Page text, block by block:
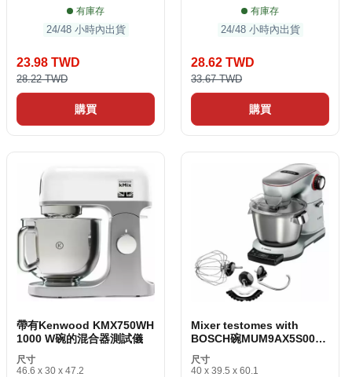
有庫存
24/48 小時內出貨
23.98 TWD
28.22 TWD
購買
有庫存
24/48 小時內出貨
28.62 TWD
33.67 TWD
購買
帶有Kenwood KMX750WH
1000 W碗的混合器測試儀
尺寸
46.6 x 30 x 47.2
Mixer testomes with
BOSCH碗MUM9AX5S00
5.5 L 1500 W
尺寸
40 x 39.5 x 60.1